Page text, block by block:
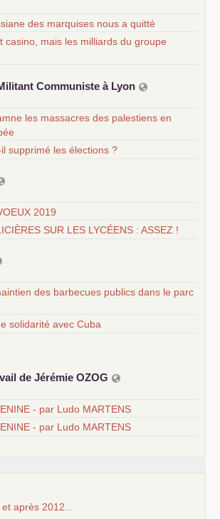
des marquises nous a quitté
casino, mais les milliards du groupe
Communiste à Lyon
les massacres des palestiens en
supprimé les élections ?
2019
SUR LES LYCÉENS : ASSEZ !
des barbecues publics dans le parc
solidarité avec Cuba
de Jérémie OZOG
- par Ludo MARTENS
- par Ludo MARTENS
après 2012...